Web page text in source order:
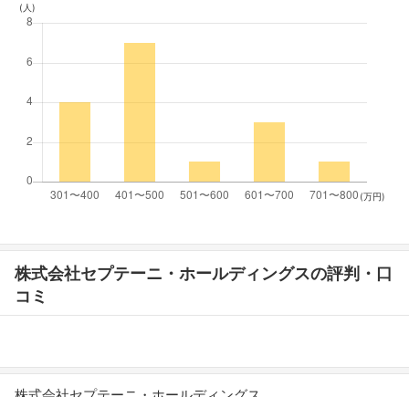
(人)
(万円)
株式会社セプテーニ・ホールディングスの評判・口
コミ